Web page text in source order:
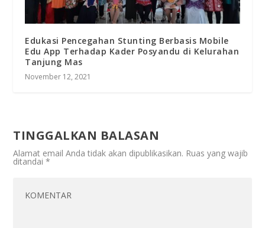
Edukasi Pencegahan Stunting Berbasis Mobile
Edu App Terhadap Kader Posyandu di Kelurahan
Tanjung Mas
November 12, 2021
TINGGALKAN BALASAN
Alamat email Anda tidak akan dipublikasikan. Ruas yang wajib
ditandai*